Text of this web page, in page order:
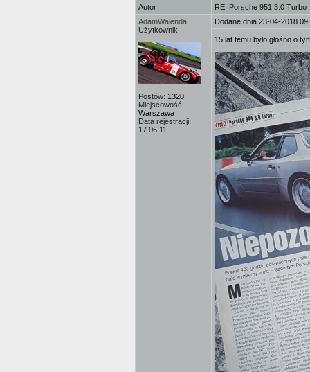
Autor
RE: Porsche 951 3.0 Turbo
AdamWalenda
Użytkownik
Postów: 1320
Miejscowość:
Warszawa
Data rejestracji:
17.06.11
Dodane dnia 23-04-2018
15 lat temu było głośno o